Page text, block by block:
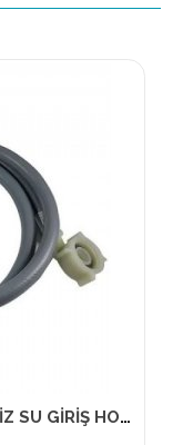
(1,5 m)ÇAMAŞIR MAKİNASI TEMİZ SU GİRİŞ HORTUM ( ELSE )